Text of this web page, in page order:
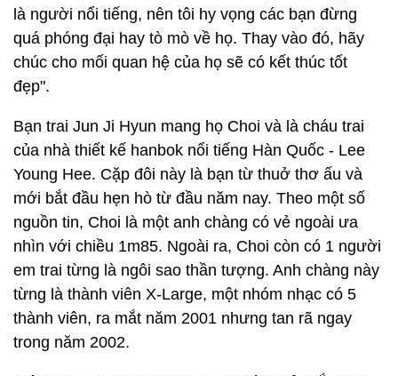
là người nổi tiếng, nên tôi hy vọng các bạn đừng
quá phóng đại hay tò mò về họ. Thay vào đó, hãy
chúc cho mối quan hệ của họ sẽ có kết thúc tốt
đẹp".
Bạn trai Jun Ji Hyun mang họ Choi và là cháu trai
của nhà thiết kế hanbok nổi tiếng Hàn Quốc - Lee
Young Hee. Cặp đôi này là bạn từ thuở thơ ấu và
mới bắt đầu hẹn hò từ đầu năm nay. Theo một số
nguồn tin, Choi là một anh chàng có vẻ ngoài ưa
nhìn với chiều 1m85. Ngoài ra, Choi còn có 1 người
em trai từng là ngôi sao thần tượng. Anh chàng này
từng là thành viên X-Large, một nhóm nhạc có 5
thành viên, ra mắt năm 2001 nhưng tan rã ngay
trong năm 2002.